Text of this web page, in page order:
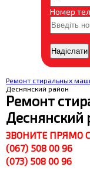
Номер
Ремонт стиральных
Деснянский район
Ремонт
Деснянский
ЗВОНИТЕ ПРЯМО
(067) 508 00 96
(073) 508 00 96